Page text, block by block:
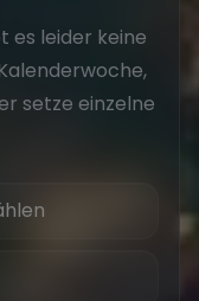
es leider keine
setze einzelne